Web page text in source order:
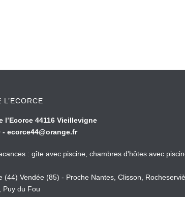
l’Ecorce 44116 Vieillevigne
- ecorce44@orange.fr
: gîte avec piscine, chambres d'hôtes avec
(44) Vendée (85) - Proche Nantes, Clisson,
Puy du Fou